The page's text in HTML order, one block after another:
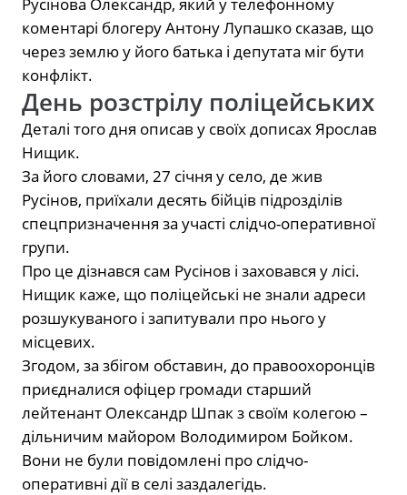
коментарі блогеру Антону Лупашко сказав, що
через землю у його батька і депутата міг бути
конфлікт.
День розстрілу поліцейських
Деталі того дня описав у своїх дописах Ярослав
Нищик.
За його словами, 27 січня у село, де жив
Русінов, приїхали десять бійців підрозділів
спецпризначення за участі слідчо-оперативної
групи.
Про це дізнався сам Русінов і заховався у лісі.
Нищик каже, що поліцейські не знали адреси
розшукуваного і запитували про нього у
місцевих.
Згодом, за збігом обставин, до правоохоронців
приєдналися офіцер громади старший
лейтенант Олександр Шпак з своїм колегою –
дільничим майором Володимиром Бойком.
Вони не були повідомлені про слідчо-
оперативні дії в селі заздалегідь.